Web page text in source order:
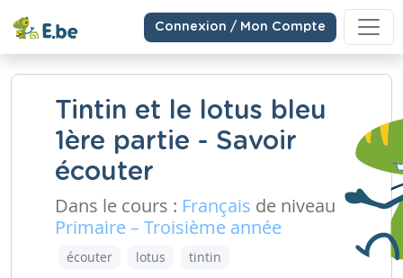
Connexion / Mon Compte
Tintin et le lotus bleu
1ère partie - Savoir
écouter
Dans le cours : Français de niveau
Primaire – Troisième année
écouter lotus
tintin